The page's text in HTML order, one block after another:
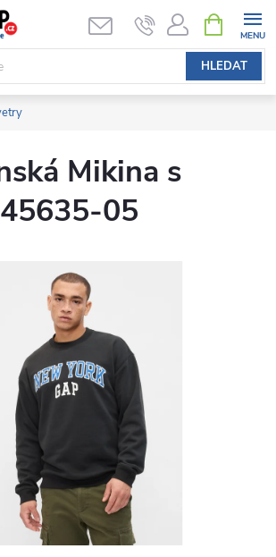
HLEDAT
NÁKUPNÍ
KOŠÍK
Mikina s
05